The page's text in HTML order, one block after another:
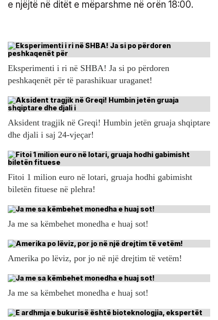
e njëjtë në ditët e mëparshme në orën 18:00.
Eksperimenti i ri në SHBA! Ja si po përdoren
peshkaqenët për të parashikuar uraganet!
Aksident tragjik në Greqi! Humbin jetën gruaja shqiptare
dhe djali i saj 24-vjeçar!
Fitoi 1 milion euro në lotari, gruaja hodhi gabimisht
biletën fituese në plehra!
Ja me sa këmbehet monedha e huaj sot!
Amerika po lëviz, por jo në një drejtim të vetëm!
Ja me sa këmbehet monedha e huaj sot!